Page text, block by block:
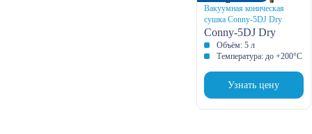
Вакуумная коническая
сушка Conny-5DJ Dry
Conny-5DJ Dry
Объём: 5 л
Температура: до +200°С
Узнать цену